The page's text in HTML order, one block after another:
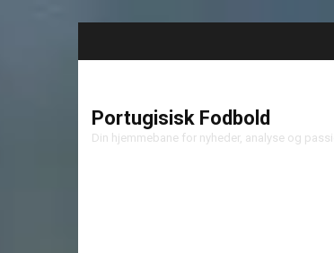
Portugisisk Fodbold
Din hjemmebane for nyheder, analyse og